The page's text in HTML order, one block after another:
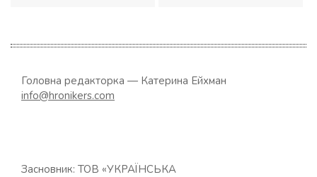
Головна редакторка — Катерина Ейхман
info@hronikers.com
Засновник: ТОВ «УКРАЇНСЬКА